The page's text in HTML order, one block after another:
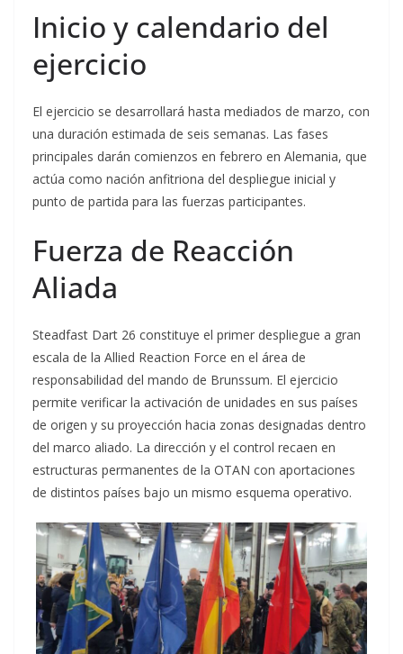
Inicio y calendario del
ejercicio
El ejercicio se desarrollará hasta mediados de marzo, con
una duración estimada de seis semanas. Las fases
principales darán comienzos en febrero en Alemania, que
actúa como nación anfitriona del despliegue inicial y
punto de partida para las fuerzas participantes.
Fuerza de Reacción
Aliada
Steadfast Dart 26 constituye el primer despliegue a gran
escala de la Allied Reaction Force en el área de
responsabilidad del mando de Brunssum. El ejercicio
permite verificar la activación de unidades en sus países
de origen y su proyección hacia zonas designadas dentro
del marco aliado. La dirección y el control recaen en
estructuras permanentes de la OTAN con aportaciones
de distintos países bajo un mismo esquema operativo.